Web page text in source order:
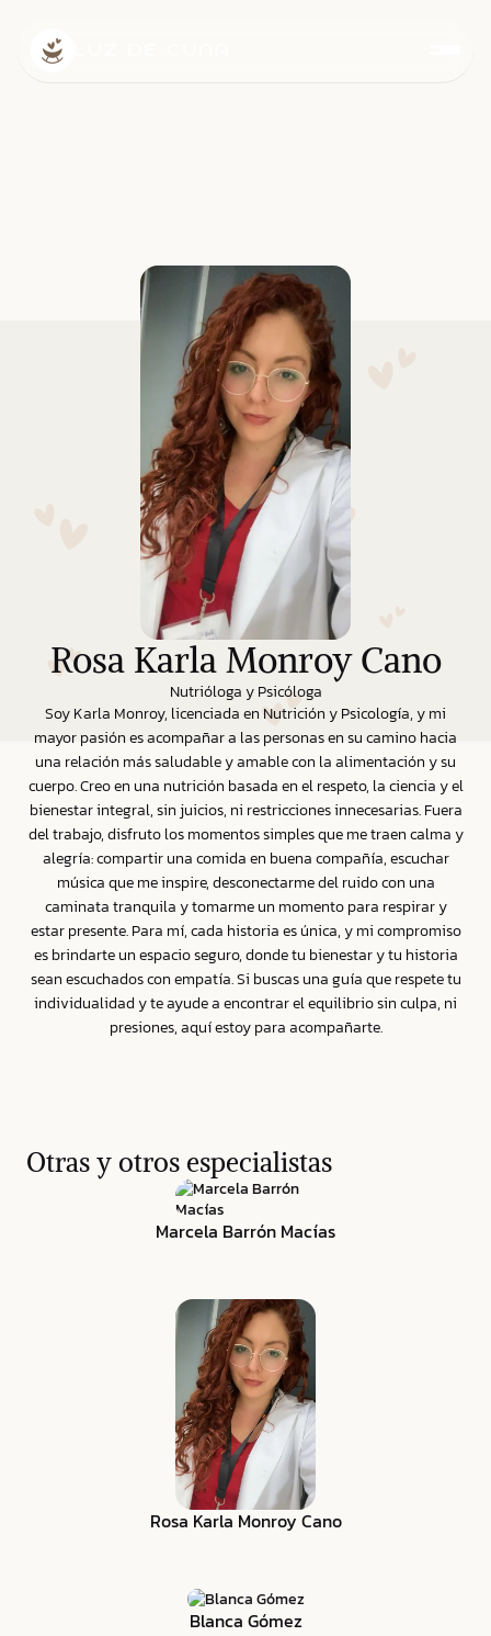
Rosa Karla Monroy Cano
Nutrióloga y Psicóloga
Soy Karla Monroy, licenciada en Nutrición y Psicología, y mi
mayor pasión es acompañar a las personas en su camino hacia
una relación más saludable y amable con la alimentación y su
cuerpo. Creo en una nutrición basada en el respeto, la ciencia y el
bienestar integral, sin juicios, ni restricciones innecesarias. Fuera
del trabajo, disfruto los momentos simples que me traen calma y
alegría: compartir una comida en buena compañía, escuchar
música que me inspire, desconectarme del ruido con una
caminata tranquila y tomarme un momento para respirar y
estar presente. Para mí, cada historia es única, y mi compromiso
es brindarte un espacio seguro, donde tu bienestar y tu historia
sean escuchados con empatía. Si buscas una guía que respete tu
individualidad y te ayude a encontrar el equilibrio sin culpa, ni
presiones, aquí estoy para acompañarte.
Otras y otros especialistas
Marcela Barrón Macías
Rosa Karla Monroy Cano
Blanca Gómez